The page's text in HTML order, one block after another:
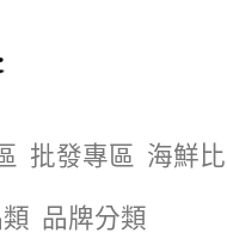
批發專區 海鮮
品牌分類